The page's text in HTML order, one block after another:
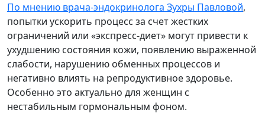
По мнению врача-эндокринолога Зухры Павловой,
попытки ускорить процесс за счет жестких
ограничений или «экспресс-диет» могут привести к
ухудшению состояния кожи, появлению выраженной
слабости, нарушению обменных процессов и
негативно влиять на репродуктивное здоровье.
Особенно это актуально для женщин с
нестабильным гормональным фоном.